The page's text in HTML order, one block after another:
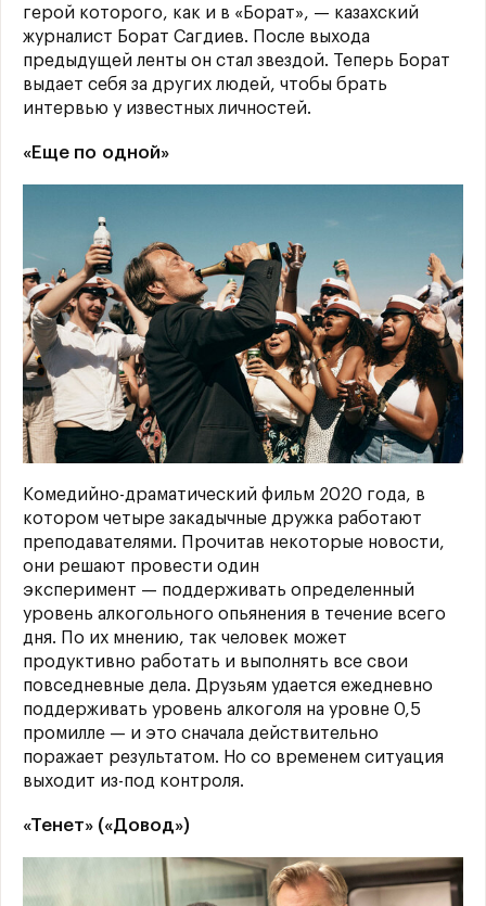
герой которого, как и в «Борат», — казахский
журналист Борат Сагдиев. После выхода
предыдущей ленты он стал звездой. Теперь Борат
выдает себя за других людей, чтобы брать
интервью у известных личностей.
«Еще по одной»
Комедийно-драматический фильм 2020 года, в
котором четыре закадычные дружка работают
преподавателями. Прочитав некоторые новости,
они решают провести один
эксперимент — поддерживать определенный
уровень алкогольного опьянения в течение всего
дня. По их мнению, так человек может
продуктивно работать и выполнять все свои
повседневные дела. Друзьям удается ежедневно
поддерживать уровень алкоголя на уровне 0,5
промилле — и это сначала действительно
поражает результатом. Но со временем ситуация
выходит из-под контроля.
«Тенет» («Довод»)